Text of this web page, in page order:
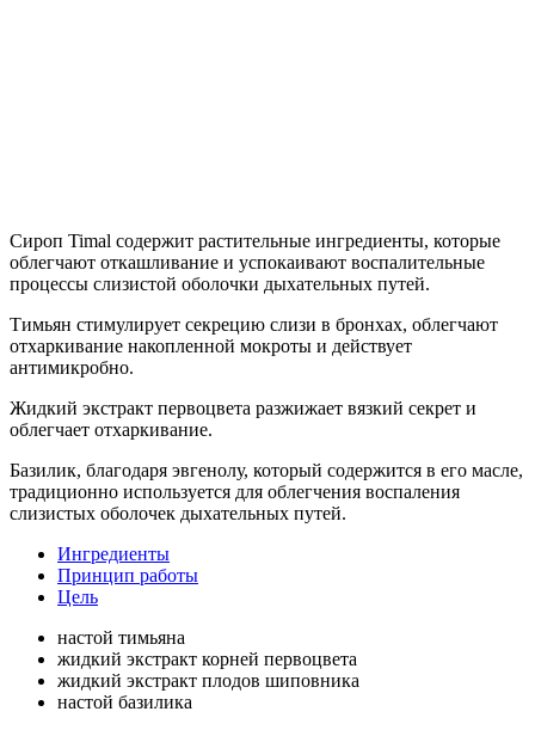
Сироп Timal содержит растительные ингредиенты, которые
облегчают откашливание и успокаивают воспалительные
процессы слизистой оболочки дыхательных путей.
Тимьян стимулирует секрецию слизи в бронхах, облегчают
отхаркивание накопленной мокроты и действует
антимикробно.
Жидкий экстракт первоцвета разжижает вязкий секрет и
облегчает отхаркивание.
Базилик, благодаря эвгенолу, который содержится в его масле,
традиционно используется для облегчения воспаления
слизистых оболочек дыхательных путей.
Ингредиенты
Принцип работы
Цель
настой тимьяна
жидкий экстракт корней первоцвета
жидкий экстракт плодов шиповника
настой базилика